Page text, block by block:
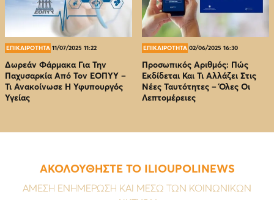
ΕΠΙΚΑΙΡΟΤΗΤΑ 11/07/2025 11:22
Δωρεάν Φάρμακα Για Την
Παχυσαρκία Από Τον EOΠΥΥ –
Τι Ανακοίνωσε Η Υφυπουργός
Υγείας
ΕΠΙΚΑΙΡΟΤΗΤΑ 02/06/2025 16:30
Προσωπικός Αριθμός: Πώς
Εκδίδεται Και Τι Αλλάζει Στις
Νέες Ταυτότητες – Όλες Οι
Λεπτομέρειες
ΑΚΟΛΟΥΘΗΣΤΕ ΤΟ ILIOUPOLINEWS
ΑΜΕΣΗ ΕΝΗΜΕΡΩΣΗ ΚΑΙ ΜΕΣΩ ΤΩΝ ΚΟΙΝΩΝΙΚΩΝ